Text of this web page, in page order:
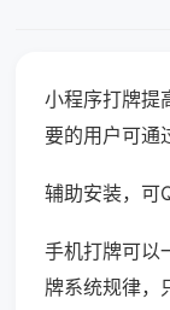
小程序打牌提
要的用户可通
辅助安装，可
手机打牌可以
牌系统规律，